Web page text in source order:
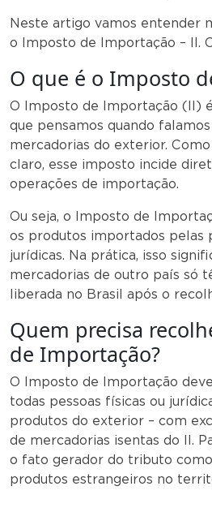
Neste artigo vamos entender
o Imposto de Importação – II.
O que é o Imposto
O Imposto de Importação (II)
que pensamos quando
mercadorias do exterior.
claro, esse imposto incide
operações de importação.
Ou seja, o Imposto de
os produtos importados pelas
jurídicas. Na prática, isso
mercadorias de outro país só
liberada no Brasil após o
Quem precisa
de Importação?
O Imposto de Importação
todas pessoas físicas ou
produtos do exterior – com
de mercadorias isentas do II.
o fato gerador do tributo
produtos estrangeiros no